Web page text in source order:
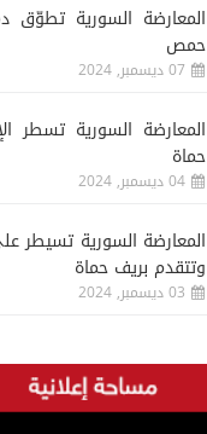
المعارضة السورية
حمص
07 ديسمبر, 2024
المعارضة السورية تسطر
حماة
04 ديسمبر, 2024
المعارضة السورية تسيطر
وتتقدم بريف حماة
03 ديسمبر, 2024